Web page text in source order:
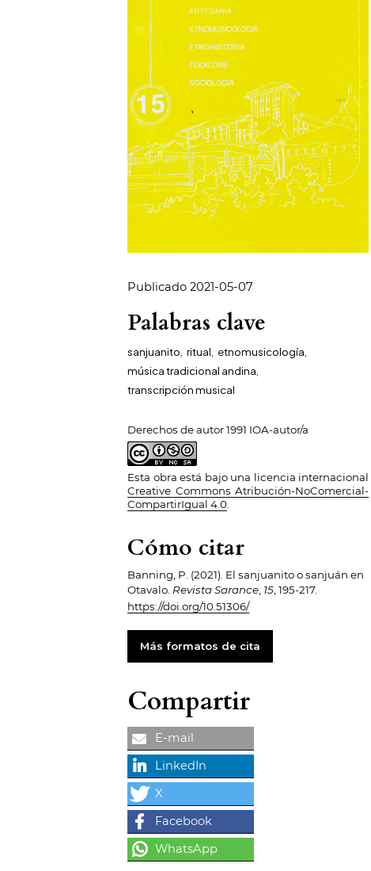
Publicado 2021-05-07
Palabras clave
sanjuanito, ritual, etnomusicología,
música tradicional andina,
transcripción musical
Derechos de autor 1991 IOA-autor/a
Esta obra está bajo una licencia internacional
Creative Commons Atribución-NoComercial-
CompartirIgual 4.0.
Cómo citar
Banning, P. (2021). El sanjuanito o sanjuán en
Otavalo. Revista Sarance, 15, 195-217.
https://doi.org/10.51306/
Más formatos de cita
Compartir